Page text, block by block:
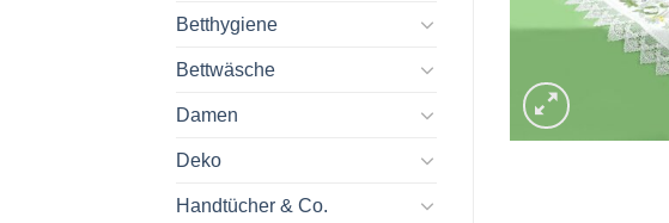
Betthygiene
Bettwäsche
Damen
Deko
Handtücher & Co.